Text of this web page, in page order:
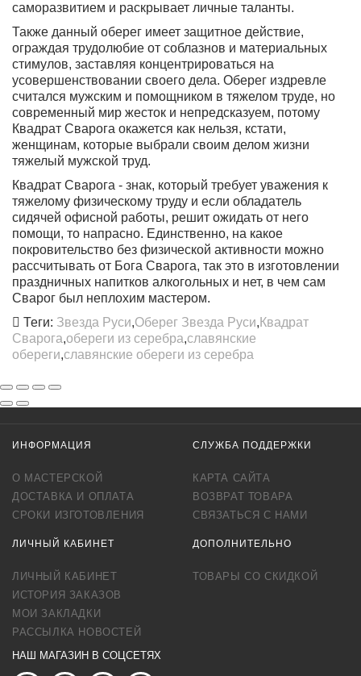
саморазвитием и раскрывает личные таланты.
Также данный оберег имеет защитное действие,
ограждая трудолюбие от соблазнов и материальных
стимулов, заставляя концентрироваться на
усовершенствовании своего дела. Оберег издревле
считался мужским и помощником в тяжелом труде, но
современный мир жесток и непредсказуем, потому
Квадрат Сварога окажется как нельзя, кстати,
женщинам, которые выбрали своим делом жизни
тяжелый мужской труд.
Квадрат Сварога - знак, который требует уважения к
тяжелому физическому труду и если обладатель
сидячей офисной работы, решит ожидать от него
помощи, то напрасно. Единственно, на какое
покровительство без физической активности можно
рассчитывать от Бога Сварога, так это в изготовлении
праздничных напитков алкогольных и нет, в чем сам
Сварог был неплохим мастером.
Теги: Звезда Руси,Оберег Звезда Руси, Квадрат
Сварога,обереги из серебра,славянские
обереги,славянские обереги из серебра
ИНФОРМАЦИЯ
О МАСТЕРСКОЙ
ДОСТАВКА И ОПЛАТА
СРОКИ ИЗГОТОВЛЕНИЯ
СЛУЖБА ПОДДЕРЖКИ
КАРТА САЙТА
ВОЗВРАТ ТОВАРА
СВЯЗАТЬСЯ С НАМИ
ЛИЧНЫЙ КАБИНЕТ
ЛИЧНЫЙ КАБИНЕТ
ИСТОРИЯ ЗАКАЗОВ
МОИ ЗАКЛАДКИ
РАССЫЛКА НОВОСТЕЙ
ДОПОЛНИТЕЛЬНО
ТОВАРЫ СО СКИДКОЙ
НАШ МАГАЗИН В СОЦСЕТЯХ